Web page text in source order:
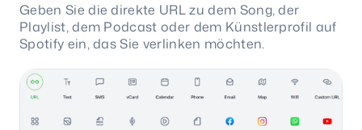
Geben Sie die direkte URL zu dem Song, der
Playlist, dem Podcast oder dem Künstlerprofil auf
Spotify ein, das Sie verlinken möchten.